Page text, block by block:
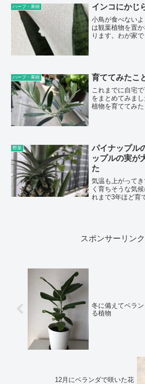
りますが、実際に
い土地がなけ...
ハーブ・果樹 インコにかじ
小鳥が食べない
は観葉植物を置
ります。わが家
屋に置かないよ
に、インコにと...
ハーブ・果樹 育ててみたこ
これまでに自宅
をまとめてみま
植物を育ててみた
たことのある植
つい...
野菜
パイナップル
ップルの実が
た
気温も上がって
く育ちそうな気
れまで3年ほど育
※ パイナップル
ップルの...
スポンサーリンク
冬に備えてベラ
る植物
12月にベランダで咲いた花